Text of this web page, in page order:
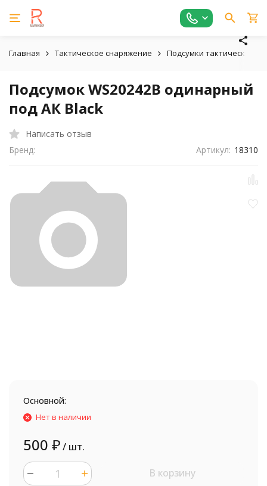
Главная Тактическое снаряжение Подсумки тактические
Подсумок WS20242B одинарный
под АК Black
Написать отзыв
Бренд:
Артикул: 18310
Основной:
Нет в наличии
500 ₽/ шт.
В корзину